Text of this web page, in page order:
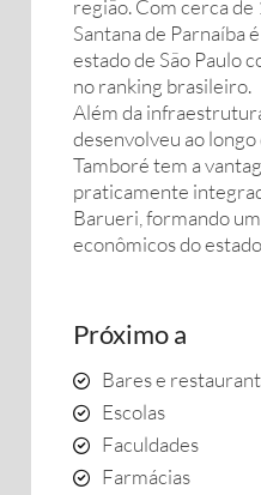
região. Com cerca
Santana de Parnaíba
estado de São Paulo
no ranking brasileiro.
Além da
desenvolveu ao longo
Tamboré tem a
praticamente
Barueri, formando
econômicos do
Próximo a
Bares e
Escolas
Faculdades
Farmácias